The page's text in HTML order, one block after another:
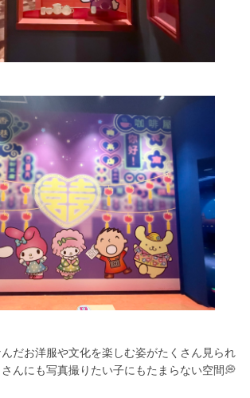
だお洋服や文化を楽しむ姿がたくさん見られ
んにも写真撮りたい子にもたまらない空間💭